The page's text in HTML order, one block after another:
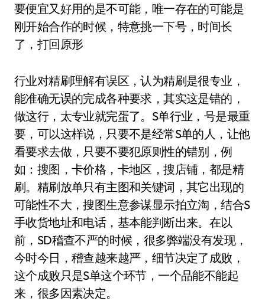
要便宜又好用的是不可能，唯一存在的可能是
刚开始合作的时候，特意挑一下号，时间长
了，打回原形
行业对精刷理解有误区，认为精刷是很专业，
能准确无误的完成各种要求，其实这是错的，
做这行，太专业就完蛋了。S单行业，号是最重
要，可以这样说，只要不是经常S单的人，让他
看要求去做，只要不要犯原则性的错别，例
如：搜图，卡价格，卡地区，搜店铺，都是精
刷。精刷放单只有主图和关键词，其它出现的
可能性不大，搜图生意参谋显示拍立淘，结合S
手收货地址和电话，基本能判断出来。在以
前，SD稽查不严的时候，很多弊端没有发现，
今时今日，稽查越来越严，细节决定了成败，
这个成败只是S单这个环节，一个品能不能起
来，很多因素决定。